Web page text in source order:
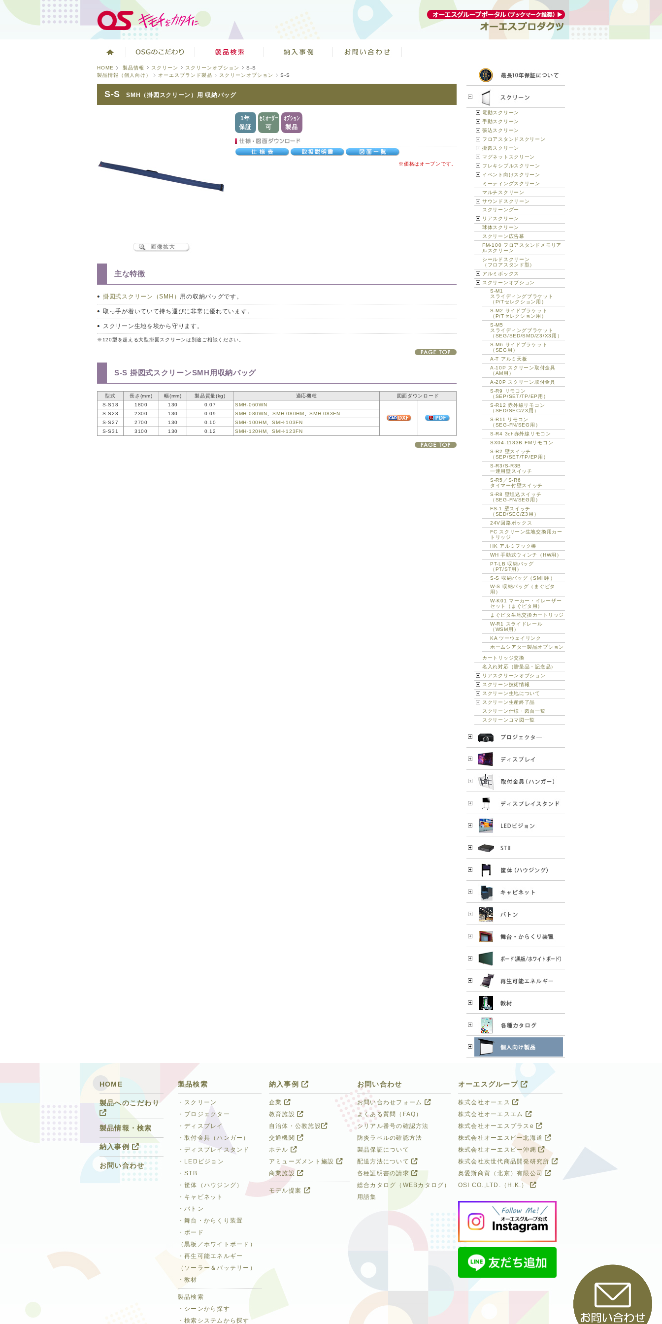
HOME 製品情報 スクリーン スクリーンオプション
S-S
製品情報（個人向け）
オーエスブランド製品 スクリーンオプション S-S
S-S SMH（掛図スクリーン）用 収納バッグ
1年
保証
セミオーダー
可
オプション
製品
※価格はオープンです。
主な特徴
掛図式スクリーン（SMH） 用の収納バッグです。
取っ手が着いていて持ち運びに非常に優れています。
スクリーン生地を埃から守ります。
※120型を超える大型掛図スクリーンは別途ご相談ください。
S-S 掛図式スクリーンSMH用収納バッグ
型式 長さ(mm) 幅(mm) 製品質量(kg) 適応機種
図面ダウンロード
S-S18
1800 130 0.07
SMH-060WN
S-S23
2300 130 0.09 SMH-080WN 、SMH-080HM 、SMH-083FN
S-S27
2700 130 0.10 SMH-100HM 、SMH-103FN
S-S31
3100 130 0.12 SMH-120HM 、SMH-123FN
電動スクリーン
手動スクリーン
張込スクリーン
フロアスタンドスクリーン
掛図スクリーン
マグネットスクリーン
フレキシブルスクリーン
イベント向けスクリーン
ミーティングスクリーン
マルチスクリーン
サウンドスクリーン
スクリーングー
リアスクリーン
球体スクリーン
スクリーン広告幕
FM-100 フロアスタンドメモリア
ルスクリーン
シールドスクリーン
（フロアスタンド型）
アルミボックス
スクリーンオプション
S-M1
スライディングブラケット
（P/Tセレクション用）
S-M2 サイドブラケット
（P/Tセレクション用）
S-M5
スライディングブラケット
（SEG/SED/SMD/Z3/X3用）
S-M6 サイドブラケット
（SEG用）
A-T アルミ天板
A-10P スクリーン取付金具
（AM用）
A-20P スクリーン取付金具
S-R9 リモコン
（SEP/SET/TP/EP用）
S-R12 赤外線リモコン
（SED/SEC/Z3用）
S-R11 リモコン
（SEG-FN/SEG用）
S-R4 3ch赤外線リモコン
SX04-1183B FMリモコン
S-R2 壁スイッチ
（SEP/SET/TP/EP用）
S-R3/S-R3B
一連用壁スイッチ
S-R5／S-R6
タイマー付壁スイッチ
S-R8 壁埋込スイッチ
（SEG-FN/SEG用）
FS-1 壁スイッチ
（SED/SEC/Z3用）
24V回路ボックス
FC スクリーン生地交換用カー
トリッジ
HK アルミフック棒
WH 手動式ウィンチ（HW用）
PT-LB 収納バッグ
（PT/ST用）
S-S 収納バッグ（SMH用）
W-S 収納バッグ（まぐピタ
用）
W-K01 マーカー・イレーザー
セット（まぐピタ用）
まぐピタ生地交換カートリッジ
W-R1 スライドレール
（WSM用）
KA ツーウェイリンク
ホームシアター製品オプション
カートリッジ交換
名入れ対応（贈呈品・記念品）
リアスクリーンオプション
スクリーン技術情報
スクリーン生地について
スクリーン生産終了品
スクリーン仕様・図面一覧
スクリーンコマ図一覧
HOME
製品へのこだわり
製品情報・検索
納入事例
お問い合わせ
オーエスグループ
株式会社オーエス
株式会社オーエスエム
株式会社オーエスプラスe
株式会社オーエスビー北海道
株式会社オーエスビー沖縄
株式会社次世代商品開発研究所
奥愛斯商貿（北京）有限公司
OSI CO.,LTD.（H.K.）
お問い合わせ
お問い合わせフォーム
よくある質問（FAQ）
シリアル番号の確認方法
防炎ラベルの確認方法
製品保証について
配送方法について
各種証明書の請求
総合カタログ（WEBカタログ）
用語集
納入事例
企業
教育施設
自治体・公教施設
交通機関
ホテル
アミューズメント施設
商業施設
モデル提案
製品検索
・スクリーン
・プロジェクター
・ディスプレイ
・取付金具（ハンガー）
・ディスプレイスタンド
・LEDビジョン
・STB
・筐体（ハウジング）
・キャビネット
・バトン
・舞台・からくり装置
・ボード
（黒板／ホワイトボード）
・再生可能エネルギー
（ソーラー＆バッテリー）
・教材
製品検索
・シーンから探す
・検索システムから探す